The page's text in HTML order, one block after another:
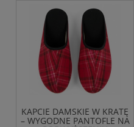
KAPCIE DAMSKIE W KRATĘ
– WYGODNE PANTOFLE NA